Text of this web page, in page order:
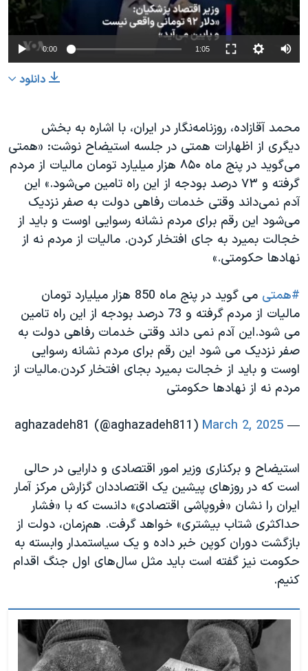
720p
1080p
0:00 1:05
720p
1080p
دانلود
محمد آقازاده، روزنامه‌نگار در ایران، با اشاره به بخش
دیگری از اظهارات همتی در جلسه استیضاح نوشت: «همتی
می‌گوید در پنج ماه ۸۵۰ هزار میلیارد تومان مالیات از مردم
گرفته و ۷۳ درصد بودجه از این راه تامین می‌شود.» این
آدم نمی‌داند وقتی خدمات رفاهی دولت به صفر نزدیک
می‌شود این رقم برای مردم نشانه رسوایی اوست و باید از
خجالت بمیرد به جای افتخار کردن. مالیات از مردم نه از
نهادها حکومتی.»
#همتی
می گوید در پنج ماه 850 هزار میلیارد تومان
مالیات از مردم گرفته و 73 درصد بودجه از این راه تامین
می شود.این آدم نمی داند وقتی خدمات رفاهی دولت به
صفر نزدیک می شود این رقم برای مردم نشانه رسوایی
اوست و باید از خجالت بمیرد بجای افتخار کردن.مالیات از
مردم نه از نهادها حکومتی
— aghazadeh81 (@aghazadeh811)
March 2, 2025
استیضاح و برکناری وزیر امور اقتصادی و دارایی در حالی
است که در روزهای پیشین یک اقتصاددان گزارش مرکز آمار
ایران را نشان «فروپاشی اقتصادی» دانست که با «فشار
حداکثری شتاب بیشتری» خواهد گرفت. هم‌زمان، دولت از
بازگشت دوران کوپن خبر داده و یک سیاستمدار وابسته به
حکومت نیز گفته است باید مثل سال‌های اول جنگ اقدام
کنیم.